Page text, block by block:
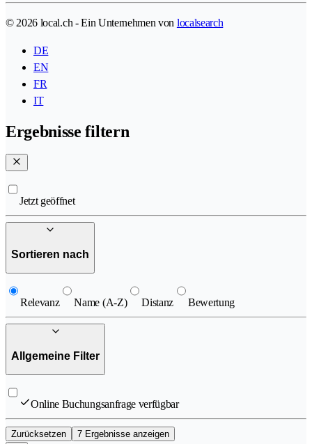
© 2026 local.ch - Ein Unternehmen von localsearch
DE
EN
FR
IT
Ergebnisse filtern
Jetzt geöffnet
Sortieren nach
Relevanz Name (A-Z) Distanz Bewertung
Allgemeine Filter
Online Buchungsanfrage verfügbar
Zurücksetzen 7 Ergebnisse anzeigen